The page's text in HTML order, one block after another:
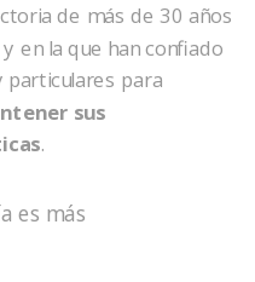
de más de 30 años
en la que han confiado
para
sus
.